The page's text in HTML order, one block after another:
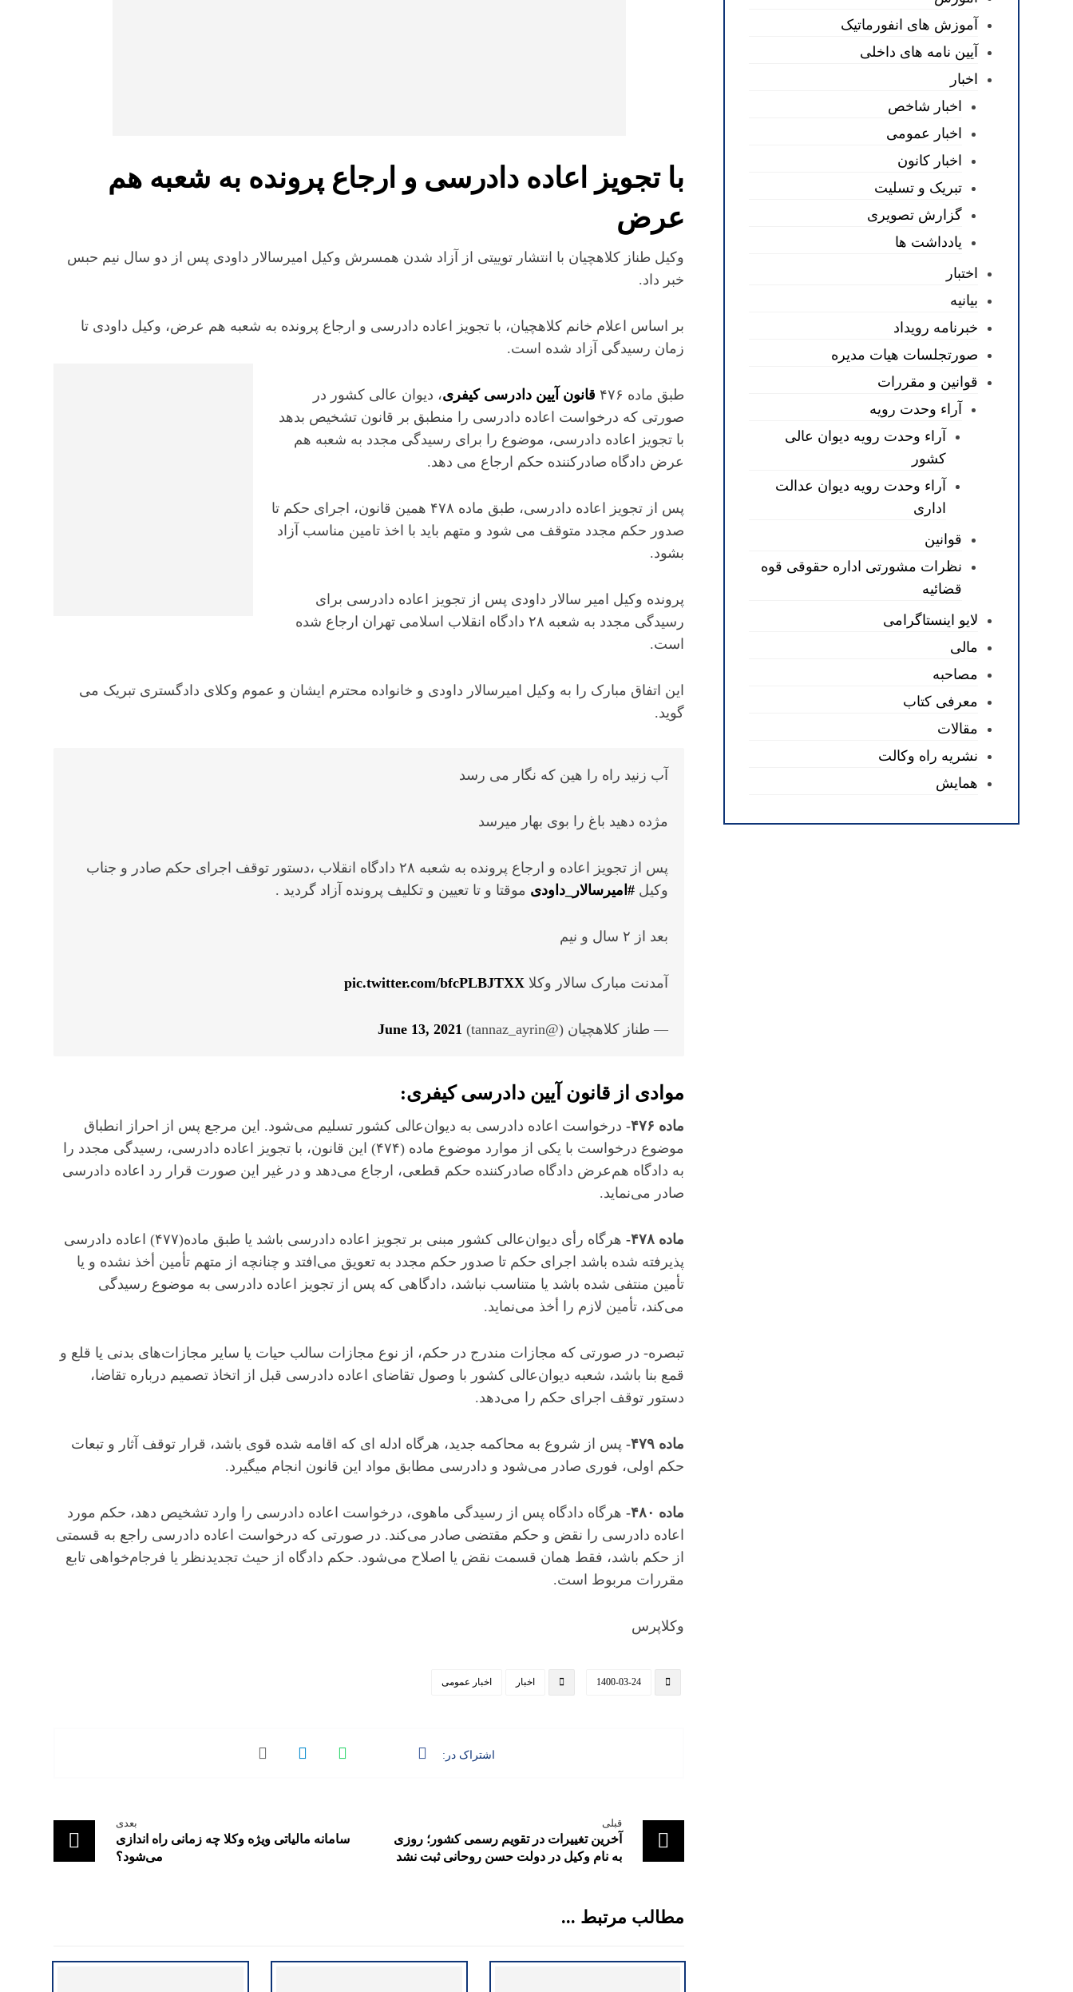
با تجویز اعاده دادرسی و ارجاع پرونده به شعبه هم
عرض
وکیل طناز کلاهچیان با انتشار توییتی از آزاد شدن همسرش وکیل امیرسالار داودی پس از دو سال نیم حبس
خبر داد.
بر اساس اعلام خانم کلاهچیان، با تجویز اعاده دادرسی و ارجاع پرونده به شعبه هم عرض، وکیل داودی تا
زمان رسیدگی آزاد شده است.
طبق ماده ۴۷۶ قانون آیین دادرسی کیفری، دیوان عالی کشور در
صورتی که درخواست اعاده دادرسی را منطبق بر قانون تشخیص بدهد
با تجویز اعاده دادرسی، موضوع را برای رسیدگی مجدد به شعبه هم
عرض دادگاه صادرکننده حکم ارجاع می دهد.
پس از تجویز اعاده دادرسی، طبق ماده ۴۷۸ همین قانون، اجرای حکم تا
صدور حکم مجدد متوقف می شود و متهم باید با اخذ تامین مناسب آزاد
بشود.
پرونده وکیل امیر سالار داودی پس از تجویز اعاده دادرسی برای
رسیدگی مجدد به شعبه ۲۸ دادگاه انقلاب اسلامی تهران ارجاع شده
است.
این اتفاق مبارک را به وکیل امیرسالار داودی و خانواده محترم ایشان و عموم وکلای دادگستری تبریک می
گوید.
آب زنید راه را هین که نگار می رسد
مژده دهید باغ را بوی بهار میرسد
پس از تجویز اعاده و ارجاع پرونده به شعبه ۲۸ دادگاه انقلاب ،دستور توقف اجرای حکم صادر و جناب
وکیل #امیرسالار_داودی موقتا و تا تعیین و تکلیف پرونده آزاد گردید .
بعد از ۲ سال و نیم
آمدنت مبارک سالار وکلا pic.twitter.com/bfcPLBJTXX
— طناز کلاهچیان (@tannaz_ayrin) June 13, 2021
موادی از قانون آیین دادرسی کیفری:
ماده ۴۷۶-
درخواست اعاده دادرسی به دیوان‌عالی کشور تسلیم می‌شود. این مرجع پس از احراز انطباق
موضوع درخواست با یکی از موارد موضوع ماده (۴۷۴) این قانون، با تجویز اعاده دادرسی، رسیدگی مجدد را
به دادگاه هم‌عرض دادگاه صادرکننده حکم قطعی، ارجاع می‌دهد و در غیر این صورت قرار رد اعاده دادرسی
صادر می‌نماید.
ماده ۴۷۸-
هرگاه رأی دیوان‌عالی کشور مبنی بر تجویز اعاده دادرسی باشد یا طبق ماده(۴۷۷) اعاده دادرسی
پذیرفته شده باشد اجرای حکم تا صدور حکم مجدد به تعویق می‌افتد و چنانچه از متهم تأمین أخذ نشده و یا
تأمین منتفی شده باشد یا متناسب نباشد، دادگاهی که پس از تجویز اعاده دادرسی به موضوع رسیدگی
می‌کند، تأمین لازم را أخذ می‌نماید.
تبصره- در صورتی که مجازات مندرج در حکم، از نوع مجازات سالب حیات یا سایر مجازات‌های بدنی یا قلع و
قمع بنا باشد، شعبه دیوان‌عالی کشور با وصول تقاضای اعاده دادرسی قبل از اتخاذ تصمیم درباره تقاضا،
دستور توقف اجرای حکم را می‌دهد.
ماده ۴۷۹-
پس از شروع به محاکمه جدید، هرگاه ادله ‏ای که اقامه شده قوی باشد، قرار توقف آثار و تبعات
حکم اولی، فوری صادر می‌شود و دادرسی مطابق مواد این قانون انجام می‏گیرد.
ماده ۴۸۰-
هرگاه دادگاه پس از رسیدگی ماهوی، درخواست اعاده دادرسی را وارد تشخیص دهد، حکم مورد
اعاده دادرسی را نقض و حکم مقتضی صادر می‌کند. در صورتی که درخواست اعاده دادرسی راجع به قسمتی
از حکم باشد، فقط همان قسمت نقض یا اصلاح می‌شود. حکم دادگاه از حیث تجدیدنظر یا فرجام‌خواهی تابع
مقررات مربوط است.
وکلاپرس
1400-03-24 اخبار اخبار عمومی
قبلی
آخرین تغییرات در تقویم رسمی کشور؛ روزی
به نام وکیل در دولت حسن روحانی ثبت نشد
بعدی
سامانه مالیاتی ویژه وکلا چه زمانی راه اندازی
می‌شود؟
مطالب مرتبط ...
آموزش های انفورماتیک
آیین نامه های داخلی
اخبار
اخبار شاخص
اخبار عمومی
اخبار کانون
تبریک و تسلیت
گزارش تصویری
یادداشت ها
اختبار
بیانیه
خبرنامه رویداد
صورتجلسات هیات مدیره
قوانین و مقررات
آراء وحدت رویه
آراء وحدت رویه دیوان عالی
کشور
آراء وحدت رویه دیوان عدالت
اداری
قوانین
نظرات مشورتی اداره حقوقی قوه
قضائیه
لایو اینستاگرامی
مالی
مصاحبه
معرفی کتاب
مقالات
نشریه راه وکالت
همایش